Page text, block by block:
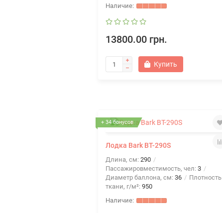
13800.00 грн.
Купить
+ 34 бонусов
Лодка Bark BT-290S
Длина, см: 290
Пассажировместимость, чел: 3
Диаметр баллона, см: 36
Плотность
ткани, г/м²: 950